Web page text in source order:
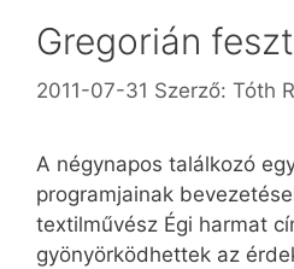
Gregorián
2011-07-31 Szerző: Tóth
A négynapos találkozó
programjainak
textilművész Égi harmat
gyönyörködhettek az